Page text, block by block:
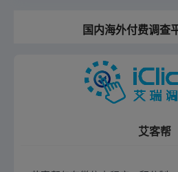
国内海外付费调查
艾客帮